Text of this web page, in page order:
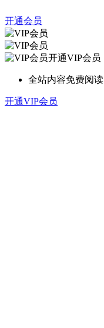
开通会员
开通VIP会员
全站内容免费阅读
开通VIP会员